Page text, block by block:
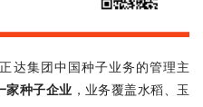
达集团中国种子业务的管理主
家种子企业 ，业务覆盖水稻、玉